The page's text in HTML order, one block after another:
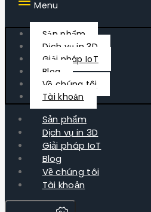
Menu
Sản phẩm
Dịch vụ in 3D
Giải pháp IoT
Blog
Về chúng tôi
Tài khoản
Sản phẩm
Dịch vụ in 3D
Giải pháp IoT
Blog
Về chúng tôi
Tài khoản